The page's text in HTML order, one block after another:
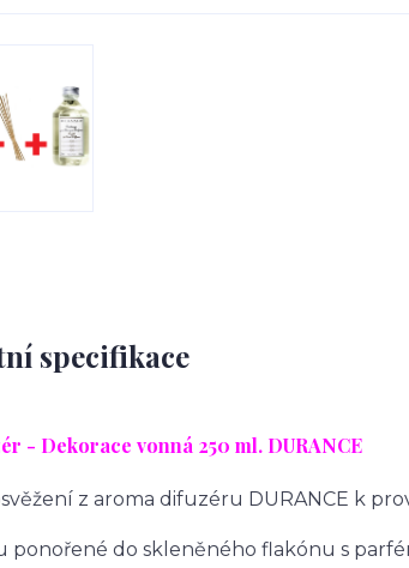
specifikace
- Dekorace vonná 250 ml. DURANCE
z aroma difuzéru DURANCE k
ponořené do skleněného flakónu s